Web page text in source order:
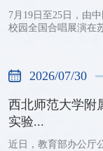
7月19日至25日，由
校园全国合唱展演在
2026/07/30
西北师范大学附
实验...
近日，教育部办公厅